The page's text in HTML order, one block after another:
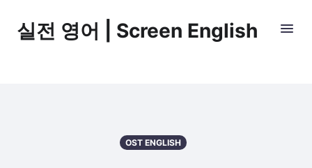
실전 영어 | Screen English
OST ENGLISH